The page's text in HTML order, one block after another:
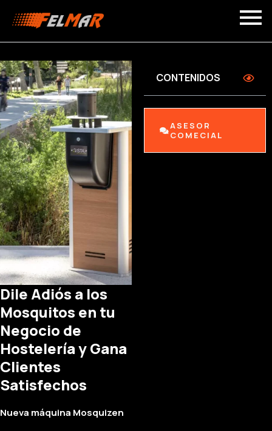
CONTENIDOS
ASESOR
COMECIAL
Dile Adiós a los
Mosquitos en tu
Negocio de
Hostelería y Gana
Clientes
Satisfechos
Nueva máquina Mosquizen